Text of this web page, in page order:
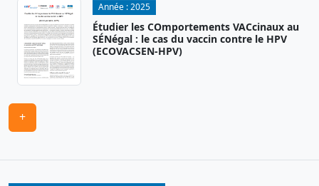
Année :2025
Étudier les COmportements VACcinaux au
SÉNégal : le cas du vaccin contre le HPV
(ECOVACSEN-HPV)
+